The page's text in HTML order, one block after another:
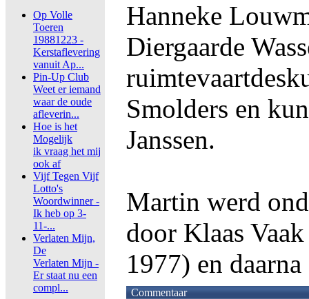
Op Volle
Toeren
19881223 -
Kerstaflevering
vanuit Ap...
Pin-Up Club
Weet er iemand
waar de oude
afleverin...
Hoe is het
Mogelijk
ik vraag het mij
ook af
Vijf Tegen Vijf
Lotto's
Woordwinner -
Ik heb op 3-
11-...
Verlaten Mijn,
De
Verlaten Mijn -
Er staat nu een
compl...
Hanneke
Diergaarde
Smolders en
Janssen.
Martin werd
door Klaas
1977) en
Commentaar